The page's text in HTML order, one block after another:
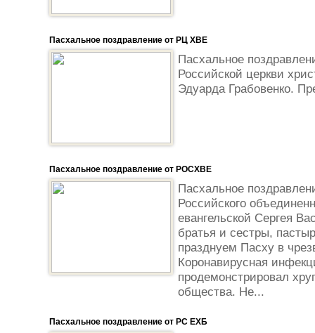
Пасхальное поздравление от РЦ ХВЕ
Пасхальное
Российской церкви
Эдуарда Грабовенко.
Пасхальное поздравление от РОСХВЕ
Пасхальное
Российского
евангельской Сергея
братья и сестры,
празднуем Пасху в
Коронавирусная
продемонстрировал
общества. Не...
Пасхальное поздравление от РС ЕХБ